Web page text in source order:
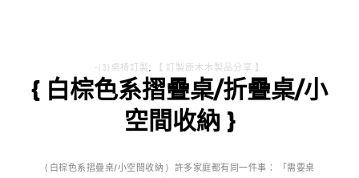
-(3)桌椅訂製, 【 訂製原木木製品分享 】
{ 白棕色系摺疊桌/折疊桌/小
空間收納 }
{ 白棕色系摺疊桌/小空間收納 } 許多家庭都有同一件事： 「需要桌